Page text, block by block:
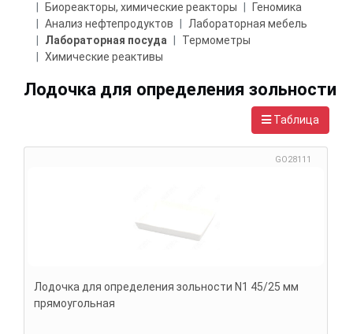
Биореакторы, химические реакторы
Геномика
Анализ нефтепродуктов
Лабораторная мебель
Лабораторная посуда
Термометры
Химические реактивы
Лодочка для определения зольности
Таблица
GO28111
Лодочка для определения зольности N1 45/25 мм
прямоугольная